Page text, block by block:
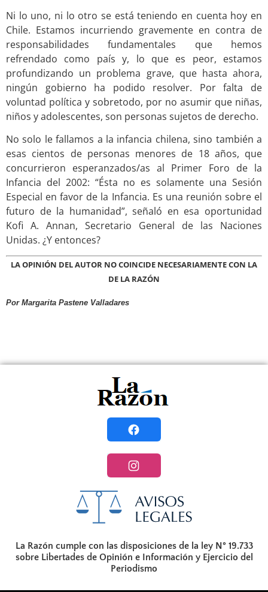
Ni lo uno, ni lo otro se está teniendo en cuenta hoy en
Chile. Estamos incurriendo gravemente en contra de
responsabilidades fundamentales que hemos
refrendado como país y, lo que es peor, estamos
profundizando un problema grave, que hasta ahora,
ningún gobierno ha podido resolver. Por falta de
voluntad política y sobretodo, por no asumir que niñas,
niños y adolescentes, son personas sujetos de derecho.
No solo le fallamos a la infancia chilena, sino también a
esas cientos de personas menores de 18 años, que
concurrieron esperanzados/as al Primer Foro de la
Infancia del 2002: “Ésta no es solamente una Sesión
Especial en favor de la Infancia. Es una reunión sobre el
futuro de la humanidad”, señaló en esa oportunidad
Kofi A. Annan, Secretario General de las Naciones
Unidas. ¿Y entonces?
LA OPINIÓN DEL AUTOR NO COINCIDE NECESARIAMENTE CON LA
DE LA RAZÓN
Por Margarita Pastene Valladares
La Razón cumple con las disposiciones de la ley N° 19.733
sobre Libertades de Opinión e Información y Ejercicio del
Periodismo